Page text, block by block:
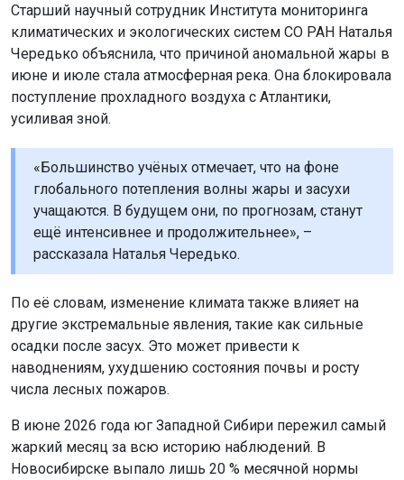
Старший научный сотрудник Института мониторинга
климатических и экологических систем СО РАН Наталья
Чередько объяснила, что причиной аномальной жары в
июне и июле стала атмосферная река. Она блокировала
поступление прохладного воздуха с Атлантики,
усиливая зной.
«Большинство учёных отмечает, что на фоне
глобального потепления волны жары и засухи
учащаются. В будущем они, по прогнозам, станут
ещё интенсивнее и продолжительнее», –
рассказала Наталья Чередько.
По её словам, изменение климата также влияет на
другие экстремальные явления, такие как сильные
осадки после засух. Это может привести к
наводнениям, ухудшению состояния почвы и росту
числа лесных пожаров.
В июне 2026 года юг Западной Сибири пережил самый
жаркий месяц за всю историю наблюдений. В
Новосибирске выпало лишь 20 % месячной нормы